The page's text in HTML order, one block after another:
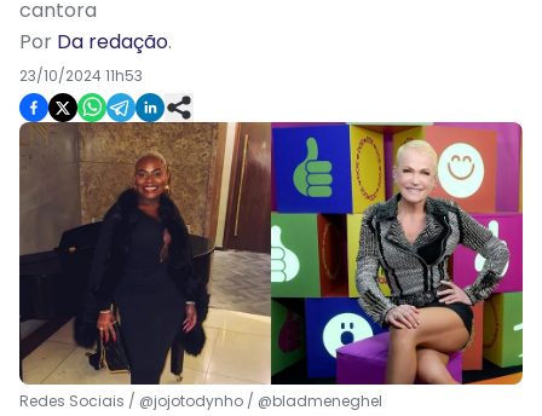
cantora
Por Da redação.
23/10/2024 11h53
Redes Sociais / @jojotodynho / @bladmeneghel